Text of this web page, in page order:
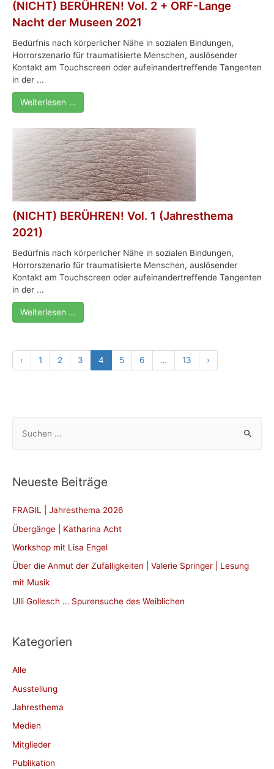
(NICHT) BERÜHREN! Vol. 2 + ORF-Lange
Nacht der Museen 2021
Bedürfnis nach körperlicher Nähe in sozialen Bindungen,
Horrorszenario für traumatisierte Menschen, auslösender
Kontakt am Touchscreen oder aufeinandertreffende Tangenten
in der ...
Weiterlesen …
(NICHT) BERÜHREN! Vol. 1 (Jahresthema
2021)
Bedürfnis nach körperlicher Nähe in sozialen Bindungen,
Horrorszenario für traumatisierte Menschen, auslösender
Kontakt am Touchscreen oder aufeinandertreffende Tangenten
in der ...
Weiterlesen …
‹ 1 2 3 4 5 6 … 13 ›
n
n
Neueste Beiträge
FRAGIL | Jahresthema 2026
Übergänge | Katharina Acht
Workshop mit Lisa Engel
Über die Anmut der Zufälligkeiten | Valerie Springer | Lesung
mit Musik
Ulli Gollesch … Spurensuche des Weiblichen
Kategorien
Alle
Ausstellung
Jahresthema
Medien
Mitglieder
Publikation